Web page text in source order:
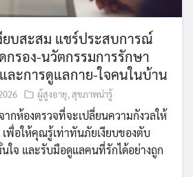
ยบสะสม แชร์ประสบการณ์
กรอง-นวัตกรรมการรักษา
ละการดูแลกาย-ใจคนในบ้าน
ผู้สูงอายุ,สุขภาพน่ารู้
กห้องตรวจที่จะเปลี่ยนความกังวลให้
เพื่อให้คุณรู้เท่าทันภัยเงียบของตับ
ใจ และรับมือดูแลคนที่รักได้อย่างถูก